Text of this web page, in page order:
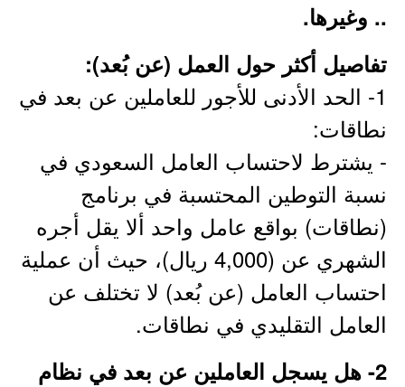
.. وغيرها.
تفاصيل أكثر حول العمل (عن بُعد):
1- الحد الأدنى للأجور للعاملين عن بعد في
نطاقات:
- يشترط لاحتساب العامل السعودي في
نسبة التوطين المحتسبة في برنامج
(نطاقات) بواقع عامل واحد ألا يقل أجره
الشهري عن (4,000 ريال)، حيث أن عملية
احتساب العامل (عن بُعد) لا تختلف عن
العامل التقليدي في نطاقات.
2- هل يسجل العاملين عن بعد في نظام